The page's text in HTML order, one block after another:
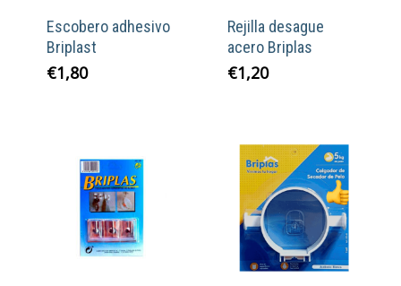
Escobero adhesivo
Briplast
€1,80
Rejilla desague
acero Briplas
€1,20